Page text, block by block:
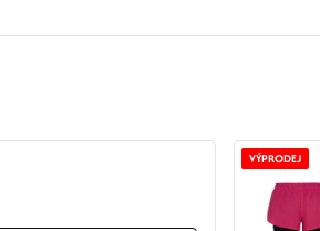
VÝPRODEJ